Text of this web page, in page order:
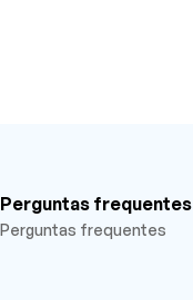
Perguntas frequentes
Perguntas frequentes